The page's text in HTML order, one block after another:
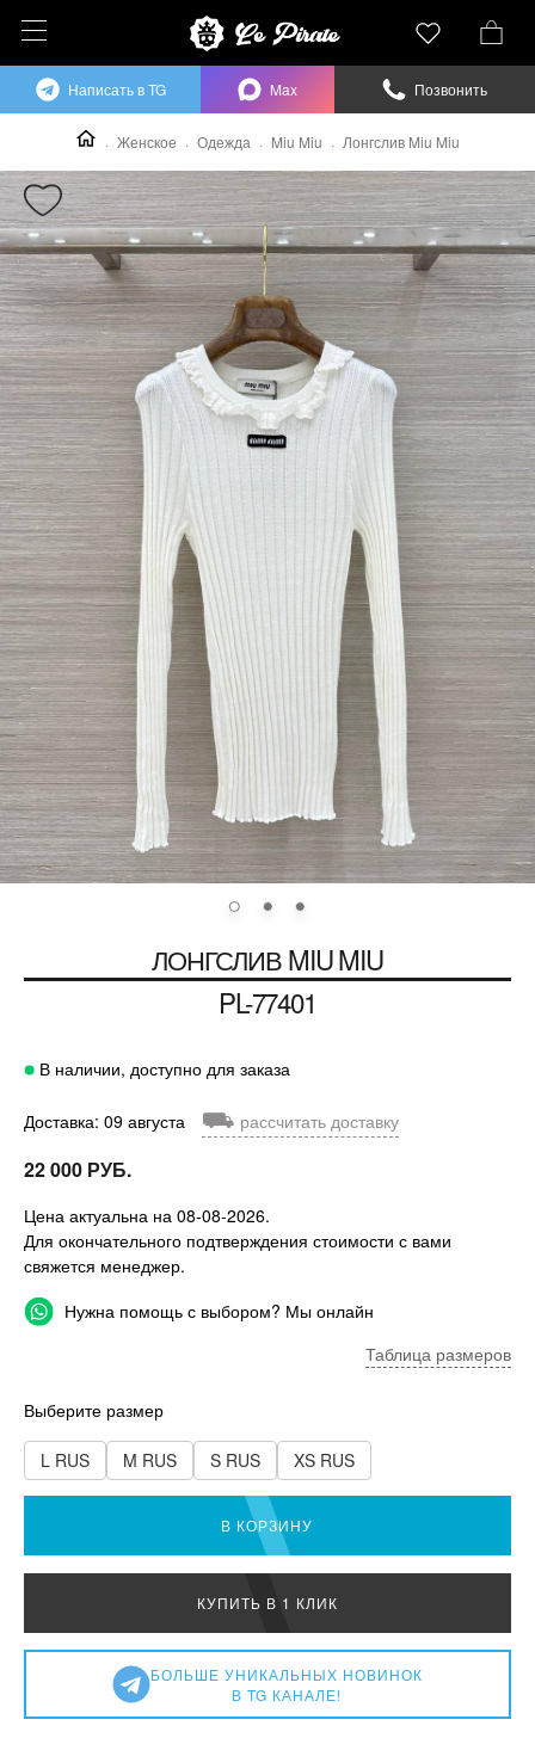
Женское Одежда Miu Miu Лонгслив Miu Miu
ЛОНГСЛИВMIU MIU
PL-77401
В наличии, доступно для заказа
Доставка: 09 августа ⛟ рассчитать доставку
22 000 РУБ.
Цена актуальна на 08-08-2026.
Для окончательного подтверждения стоимости с вами
свяжется менеджер.
Нужна помощь с выбором? Мы онлайн
Таблица размеров
Выберите размер
L RUS M RUS S RUS XS RUS
В КОРЗИНУ
КУПИТЬ В 1 КЛИК
БОЛЬШЕ УНИКАЛЬНЫХ НОВИНОК
В TG КАНАЛЕ!
Написать в TG Max Позвонить